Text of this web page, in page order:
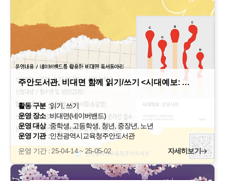
주안도서관, 비대면 함께 읽기/쓰기 <시대예보: …
활동 구분 :읽기, 쓰기
운영 장소 :비대면(네이버밴드)
운영 대상 :중학생, 고등학생, 청년, 중장년, 노년
운영 기관 :인천광역시교육청주안도서관
운영 기간 : 25-04-14 ~ 25-05-02
자세히보기